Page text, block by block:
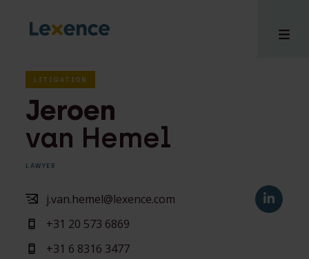
LITIGATION
Jeroen
van Hemel
LAWYER
j.van.hemel@lexence.com
+31 20 573 6869
+31 6 8316 3477